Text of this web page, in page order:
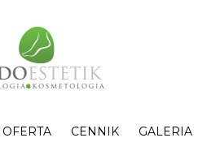
OFERTA CENNIK GALERIA